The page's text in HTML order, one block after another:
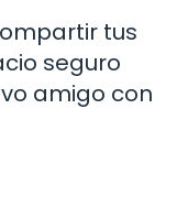
tus
seguro
amigo con